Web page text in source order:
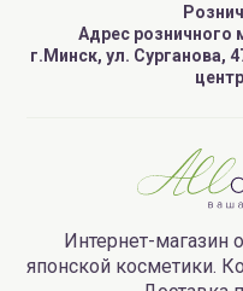
Адрес розничного
г.Минск, ул. Сурганова,
Интернет-магазин
японской косметики.